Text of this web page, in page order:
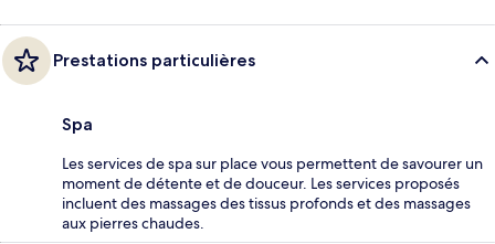
Prestations particulières
Spa
Les services de spa sur place vous permettent de savourer un
moment de détente et de douceur. Les services proposés
incluent des massages des tissus profonds et des massages
aux pierres chaudes.